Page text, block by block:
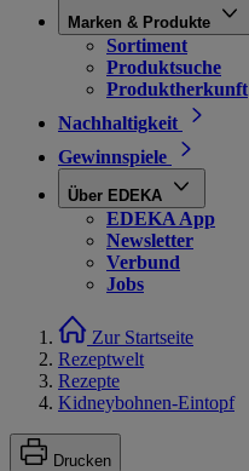
Marken & Produkte
Sortiment
Produktsuche
Produktherkunft
Nachhaltigkeit
Gewinnspiele
Über EDEKA
EDEKA App
Newsletter
Verbund
Jobs
Zur Startseite
Rezeptwelt
Rezepte
Kidneybohnen-Eintopf
Drucken